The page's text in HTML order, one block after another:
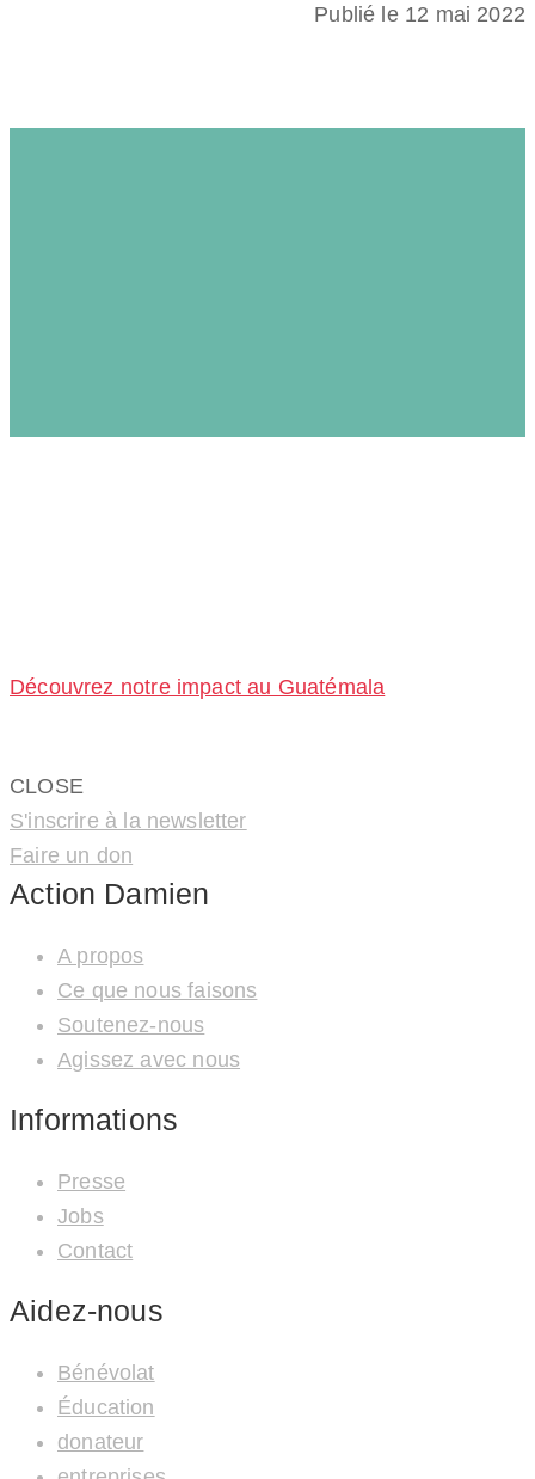
Publié le 12 mai 2022
Découvrez notre impact au Guatémala
CLOSE
S'inscrire à la newsletter
Faire un don
Action Damien
A propos
Ce que nous faisons
Soutenez-nous
Agissez avec nous
Informations
Presse
Jobs
Contact
Aidez-nous
Bénévolat
Éducation
donateur